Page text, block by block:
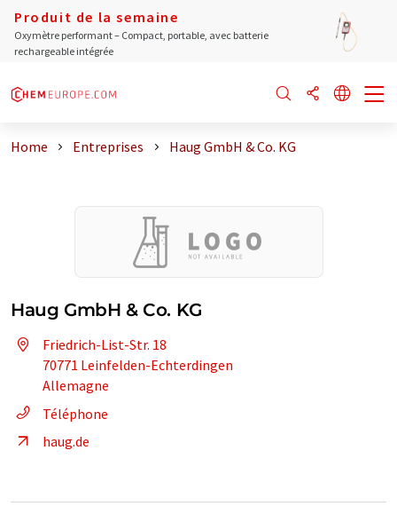
Produit de la semaine
Oxymètre performant – Compact, portable, avec batterie
rechargeable intégrée
Home Entreprises Haug GmbH & Co. KG
Haug GmbH & Co. KG
Friedrich-List-Str. 18
70771 Leinfelden-Echterdingen
Allemagne
Téléphone
haug.de